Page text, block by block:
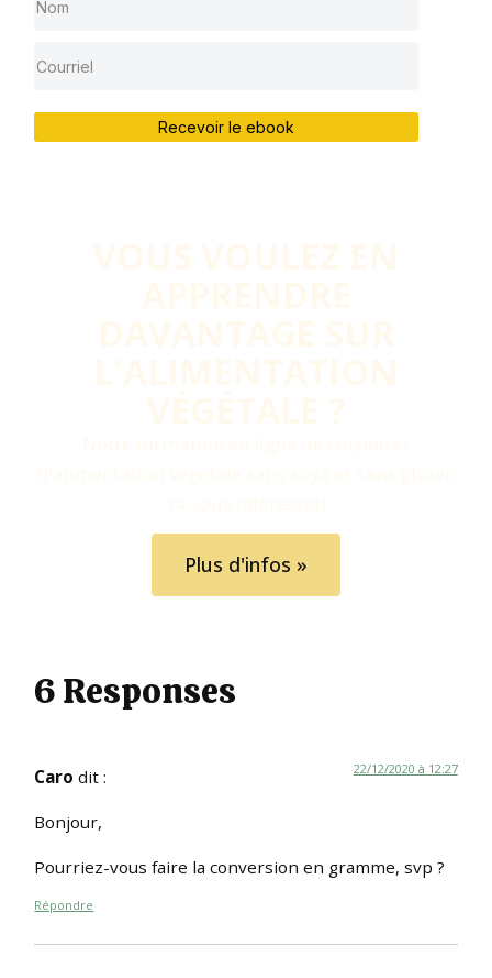
Recevoir le ebook
Plus d'infos »
6 Responses
Caro dit : 22/12/2020 à 12:27
Bonjour,
Pourriez-vous faire la conversion en gramme, svp ?
Répondre